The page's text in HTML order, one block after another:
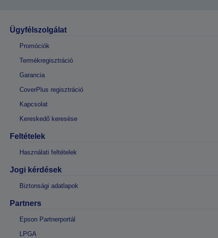
Ügyfélszolgálat
Promóciók
Termékregisztráció
Garancia
CoverPlus regisztráció
Kapcsolat
Kereskedő keresése
Feltételek
Használati feltételek
Jogi kérdések
Biztonsági adatlapok
Partners
Epson Partnerportál
LPGA